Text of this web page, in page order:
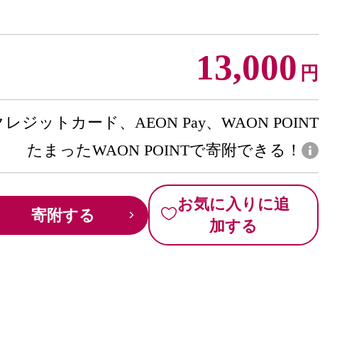
13,000 円
レジットカード、AEON Pay、WAON POINT
たまったWAON POINTで寄附できる！
寄附する
お気に入りに追
加する